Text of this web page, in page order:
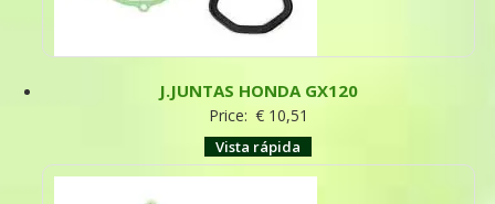
J.JUNTAS HONDA GX120
Price: €10,51
Vista rápida